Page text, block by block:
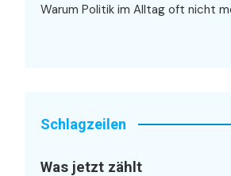
Warum Politik im Alltag oft nicht
Schlagzeilen
Was jetzt zählt